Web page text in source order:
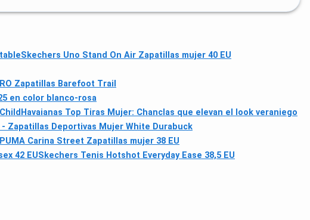
Skechers Uno Stand On Air Zapatillas mujer 40 EU
Zapatillas Barefoot Trail
en color blanco-rosa
Havaianas Top Tiras Mujer: Chanclas que elevan el look veraniego
Zapatillas Deportivas Mujer White Durabuck
PUMA Carina Street Zapatillas mujer 38 EU
42 EUSkechers Tenis Hotshot Everyday Ease 38,5 EU